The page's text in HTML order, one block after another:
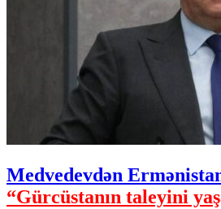
Medvedevdən
“Gürcüstanın taleyini